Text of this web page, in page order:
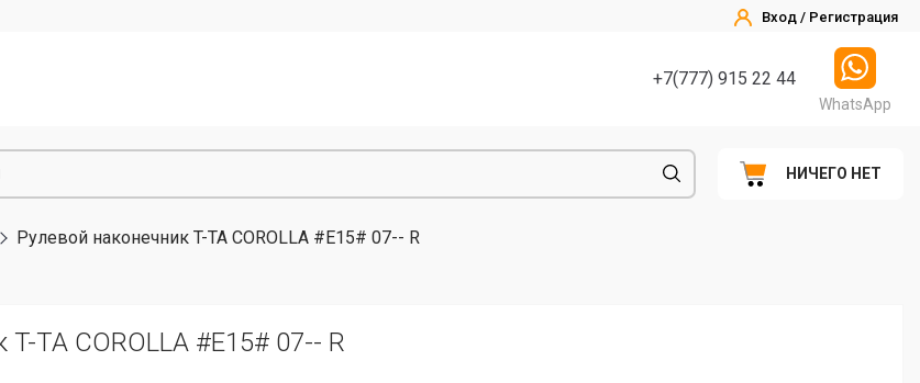
Вход / Регистрация
+7(777) 915 22 44
WhatsApp
НИЧЕГО НЕТ
Рулевой наконечник T-TA COROLLA #E15# 07-- R
T-TA COROLLA #E15# 07-- R